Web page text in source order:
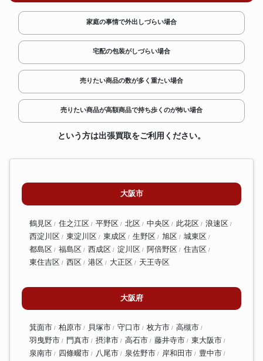
家庭の事情で外出しづらい場合
宅配の包装がしづらい場合
売りたい商品の数が多く重たい場合
売りたい商品が高額商品で持ち歩くのが怖い場合
という方は出張買取をご利用ください。
大阪市
鶴見区 住之江区 平野区 北区 中央区 此花区
浪速区
西淀川区
東淀川区 東成区 生野区 旭区
城東区
都島区
福島区 西成区 淀川区 阿倍野区
住吉区
東住吉区
西区 港区 大正区 天王寺区
大阪府
箕面市 柏原市 貝塚市 守口市 枚方市
高槻市
羽曳野市
門真市 摂津市 高石市 藤井寺市
東大阪市
泉南市
四條畷市 八尾市 泉佐野市 岸和田市
豊中市